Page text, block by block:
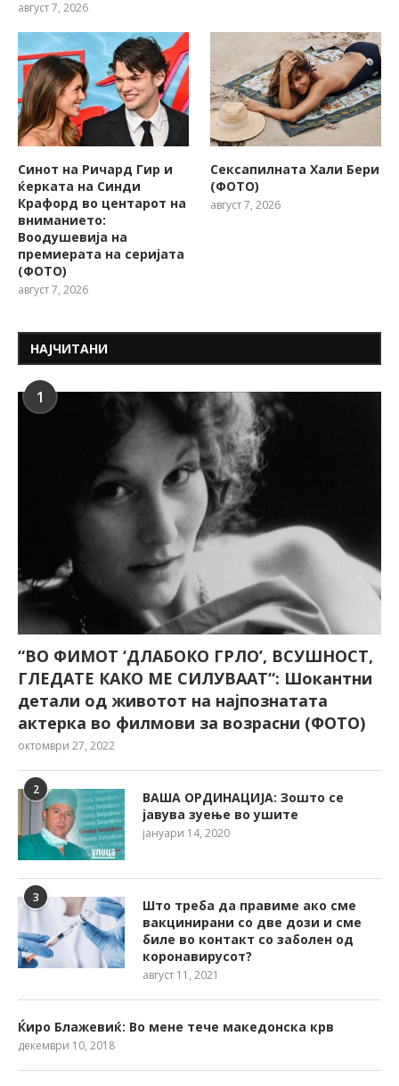
август 7, 2026
Синот на Ричард Гир и
ќерката на Синди
Крафорд во центарот на
вниманието:
Воодушевија на
премиерата на серијата
(ФОТО)
август 7, 2026
Сексапилната Хали Бери
(ФОТО)
август 7, 2026
НАЈЧИТАНИ
1
“ВО ФИМОТ ‘ДЛАБОКО ГРЛО’, ВСУШНОСТ,
ГЛЕДАТЕ КАКО МЕ СИЛУВААТ“: Шокантни
детали од животот на најпознатата
актерка во филмови за возрасни (ФОТО)
октомври 27, 2022
2
ВАША ОРДИНАЦИЈА: Зошто се
јавува зуење во ушите
јануари 14, 2020
3
Што треба да правиме ако сме
вакцинирани со две дози и сме
биле во контакт со заболен од
коронавирусот?
август 11, 2021
Ќиро Блажевиќ: Во мене тече македонска крв
декември 10, 2018